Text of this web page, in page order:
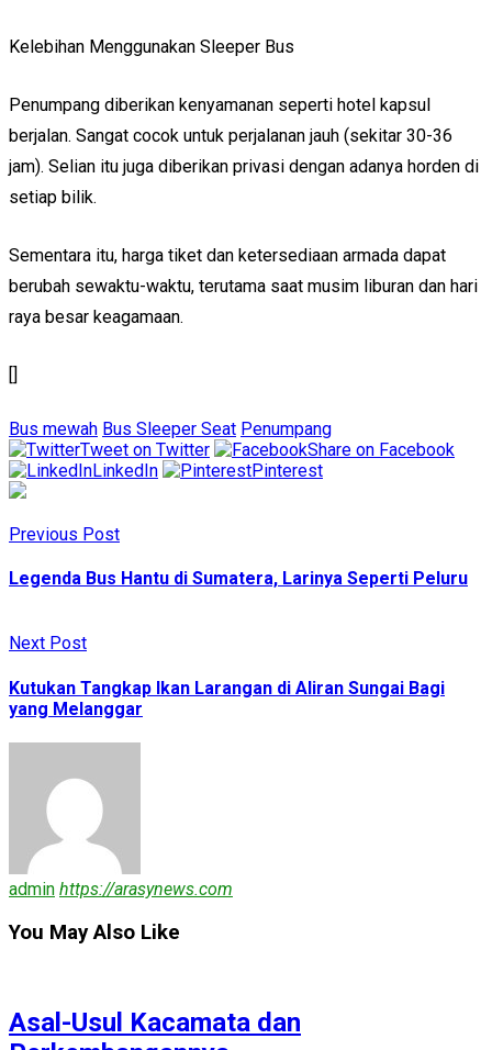
Kelebihan Menggunakan Sleeper Bus
Penumpang diberikan kenyamanan seperti hotel kapsul
berjalan. Sangat cocok untuk perjalanan jauh (sekitar 30-36
jam). Selian itu juga diberikan privasi dengan adanya horden di
setiap bilik.
Sementara itu, harga tiket dan ketersediaan armada dapat
berubah sewaktu-waktu, terutama saat musim liburan dan hari
raya besar keagamaan.
[]
Bus mewah Bus Sleeper Seat Penumpang
Tweet on Twitter
Share on Facebook
LinkedIn
Pinterest
Previous Post
Legenda Bus Hantu di Sumatera, Larinya Seperti Peluru
Next Post
Kutukan Tangkap Ikan Larangan di Aliran Sungai Bagi
yang Melanggar
admin https://arasynews.com
You May Also Like
Asal-Usul Kacamata dan